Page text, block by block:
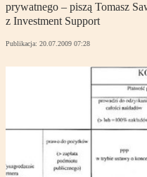
prywatnego – piszą Tomasz
z Investment Support
Publikacja: 20.07.2009 07:28